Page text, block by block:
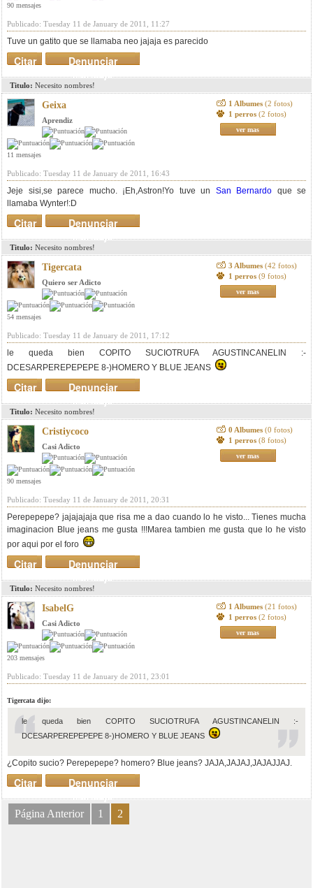
90 mensajes
Publicado: Tuesday 11 de January de 2011, 11:27
Tuve un gatito que se llamaba neo jajaja es parecido
Denunciar
mensaje
Citar
Titulo: Necesito nombres!
Geixa
Aprendiz
11 mensajes
1 Albumes (2 fotos)
1 perros (2 fotos)
ver mas
Publicado: Tuesday 11 de January de 2011, 16:43
Jeje sisi,se parece mucho. ¡Eh,Astron!Yo tuve un San Bernardo que se
llamaba Wynter!:D
Denunciar
mensaje
Citar
Titulo: Necesito nombres!
Tigercata
Quiero ser Adicto
54 mensajes
3 Albumes (42 fotos)
1 perros (9 fotos)
ver mas
Publicado: Tuesday 11 de January de 2011, 17:12
le queda bien COPITO SUCIOTRUFA AGUSTINCANELIN :-
DCESARPEREPEPEPE 8-)HOMERO Y BLUE JEANS
Denunciar
mensaje
Citar
Titulo: Necesito nombres!
Cristiycoco
Casi Adicto
90 mensajes
0 Albumes (0 fotos)
1 perros (8 fotos)
ver mas
Publicado: Tuesday 11 de January de 2011, 20:31
Perepepepe? jajajajaja que risa me a dao cuando lo he visto... Tienes mucha
imaginacion Blue jeans me gusta !!!Marea tambien me gusta que lo he visto
por aqui por el foro
Denunciar
mensaje
Citar
Titulo: Necesito nombres!
IsabelG
Casi Adicto
203 mensajes
1 Albumes (21 fotos)
1 perros (2 fotos)
ver mas
Publicado: Tuesday 11 de January de 2011, 23:01
Tigercata dijo:
le queda bien COPITO SUCIOTRUFA AGUSTINCANELIN :-
DCESARPEREPEPEPE 8-)HOMERO Y BLUE JEANS
¿Copito sucio? Perepepepe? homero? Blue jeans? JAJA,JAJAJ,JAJAJJAJ.
Denunciar
mensaje
Citar
Página Anterior 1 2